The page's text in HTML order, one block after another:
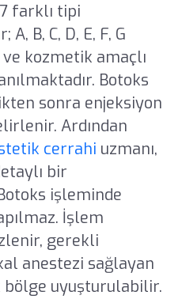
farklı tipi
B, C, D, E, F, G
kozmetik amaçlı
Botoks
sonra enjeksiyon
Ardından
cerrahi uzmanı,
bir
işleminde
İşlem
gerekli
anestezi sağlayan
uyuşturulabilir.